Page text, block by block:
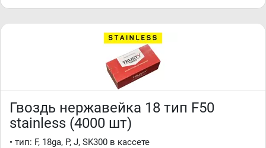
Гвоздь нержавейка 18 тип F50
stainless (4000 шт)
• тип: F, 18ga, P, J, SK300 в кассете